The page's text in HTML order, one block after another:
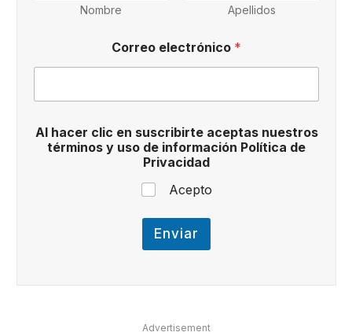
Nombre Apellidos
P
o
i
c
a
i
n
f
o
r
Correo electrónico *
Al hacer clic en suscribirte aceptas nuestros
términos y uso de información Política de
Privacidad
Acepto
Enviar
Advertisement